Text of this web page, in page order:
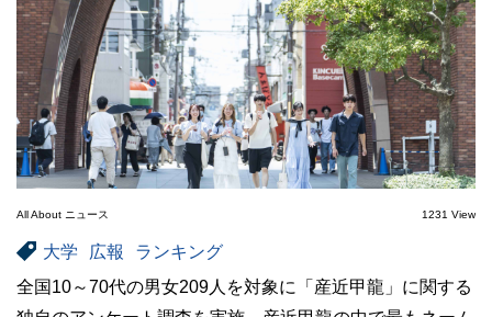
All About ニュース 1231 View
大学 広報
ランキング
全国10～70代の男女209人を対象に「産近甲龍」に関する